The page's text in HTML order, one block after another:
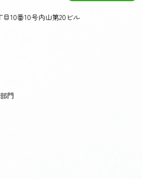
10番10号内山第20ビル
門